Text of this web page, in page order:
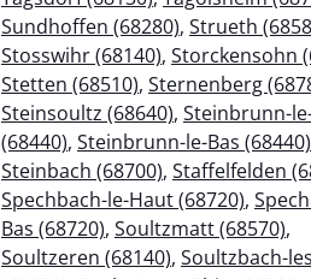
Sundhoffen (68280), Strueth
Stosswihr (68140), Storckensohn
Stetten (68510), Sternenberg
Steinsoultz (68640), Steinbrunn-
(68440), Steinbrunn-le-Bas (68440)
Steinbach (68700), Staffelfelden
Spechbach-le-Haut (68720),
Bas (68720), Soultzmatt (68570),
Soultzeren (68140), Soultzbach-